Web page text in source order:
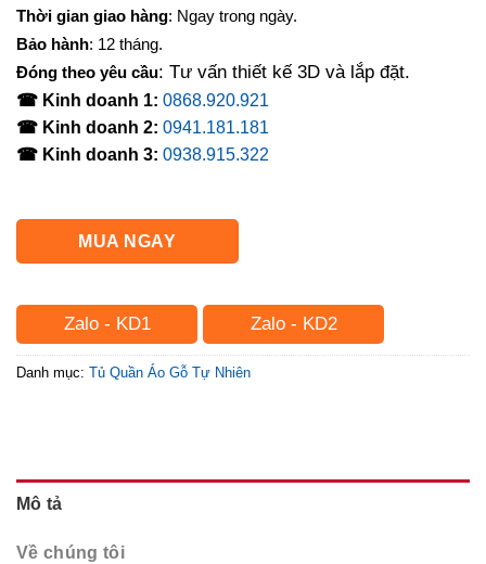
Thời gian giao hàng: Ngay trong ngày.
Bảo hành: 12 tháng.
Đóng theo yêu cầu: Tư vấn thiết kế 3D và lắp đặt.
☎ Kinh doanh 1: 0868.920.921
☎ Kinh doanh 2: 0941.181.181
☎ Kinh doanh 3: 0938.915.322
MUA NGAY
Zalo - KD1 Zalo - KD2
Danh mục: Tủ Quần Áo Gỗ Tự Nhiên
Mô tả
Về chúng tôi